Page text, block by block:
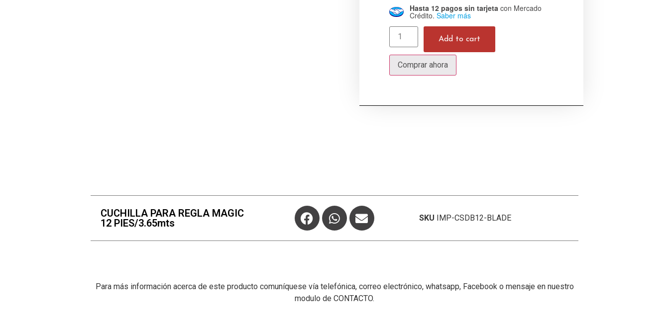
Hasta 12 pagos sin tarjeta con Mercado
Crédito. Saber más
Add to cart
Comprar ahora
CUCHILLA PARA REGLA MAGIC
12 PIES/3.65mts
SKU IMP-CSDB12-BLADE
Para más información acerca de este producto comuníquese vía telefónica, correo electrónico, whatsapp, Facebook o mensaje en nuestro
modulo de CONTACTO.